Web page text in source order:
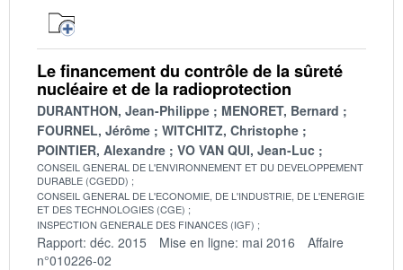
Le financement du contrôle de la sûreté
nucléaire et de la radioprotection
DURANTHON, Jean-Philippe
MENORET, Bernard
FOURNEL, Jérôme
WITCHITZ, Christophe
POINTIER, Alexandre
VO VAN QUI, Jean-Luc
CONSEIL GENERAL DE L'ENVIRONNEMENT ET DU DEVELOPPEMENT
DURABLE (CGEDD)
CONSEIL GENERAL DE L'ECONOMIE, DE L'INDUSTRIE, DE L'ENERGIE
ET DES TECHNOLOGIES (CGE)
INSPECTION GENERALE DES FINANCES (IGF)
Rapport: déc. 2015 Mise en ligne: mai 2016
Affaire
n°010226-02